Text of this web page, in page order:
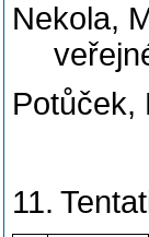
Nekola,
Potůček,
11.